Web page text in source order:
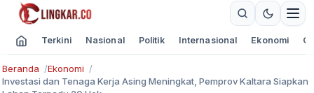
Terkini Nasional Politik Internasional Ekonomi
Beranda
Ekonomi
Investasi dan Tenaga Kerja Asing Meningkat, Pemprov Kaltara Siapkan